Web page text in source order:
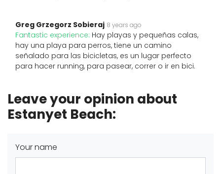
Greg Grzegorz Sobieraj 8 years ago
Fantastic experience: Hay playas y pequeñas calas,
hay una playa para perros, tiene un camino
señalado para las bicicletas, es un lugar perfecto
para hacer running, para pasear, correr o ir en bici.
Leave your opinion about
Estanyet Beach:
Your name